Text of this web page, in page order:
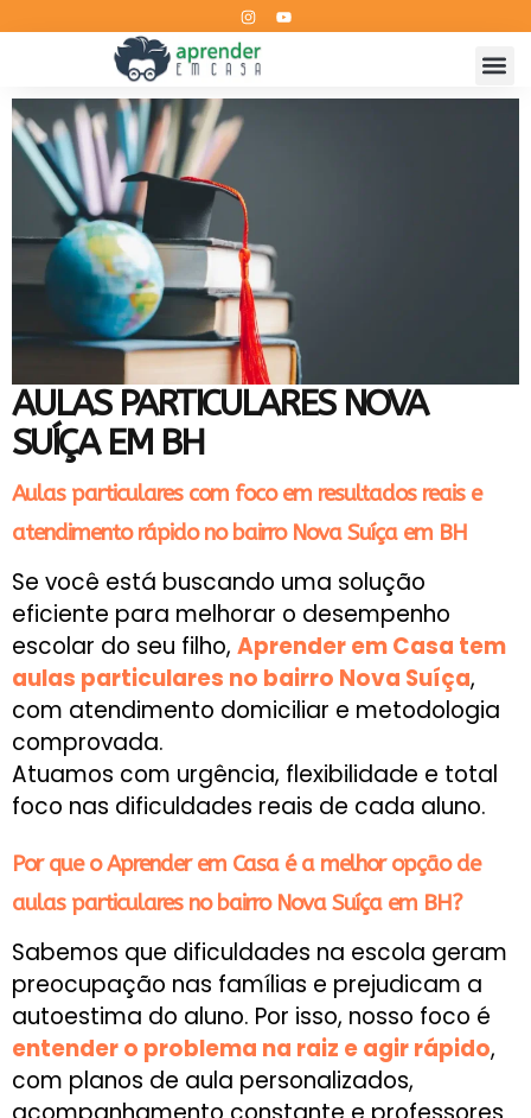
AULAS PARTICULARES NOVA
SUÍÇA EM BH
Aulas particulares com foco em resultados reais e
atendimento rápido no bairro Nova Suíça em BH
Se você está buscando uma solução
eficiente para melhorar o desempenho
escolar do seu filho, Aprender em Casa tem
aulas particulares no bairro Nova Suíça,
com atendimento domiciliar e metodologia
comprovada.
Atuamos com urgência, flexibilidade e total
foco nas dificuldades reais de cada aluno.
Por que o Aprender em Casa é a melhor opção de
aulas particulares no bairro Nova Suíça em BH?
Sabemos que dificuldades na escola geram
preocupação nas famílias e prejudicam a
autoestima do aluno. Por isso, nosso foco é
entender o problema na raiz e agir rápido,
com planos de aula personalizados,